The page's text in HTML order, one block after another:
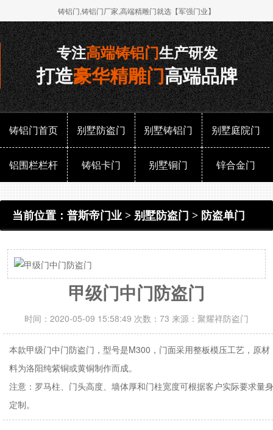
铸铝门,铸铝门厂家,高端精雕门就选【军强门业】
专注高端铸铝门生产研发
打造豪华精雕门高端品牌
铸铝门首页 别墅防盗门 别墅铸铝门 别墅庭院门
铝围栏栏杆 铸铝卡门 别墅铜门 锌合金门
当前位置： 普斯帝门业 > 别墅防盗门 > 防盗单门
甲级门中门防盗门
时间：2020-05-09 15:58:49 次数：73 来源：聚耀祥防盗门
本款甲级门中门防盗门，型号是M300，门面采用整板模压工艺，原材
料为洛阳纯紫铜或黄铜制作而成。
注意：罗马柱、门头高度、墙体厚和门柱宽度可根据客户实际要求量身
定制。